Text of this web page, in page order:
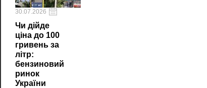
30.07.2026
Чи дійде
ціна до 100
гривень за
літр:
бензиновий
ринок
України